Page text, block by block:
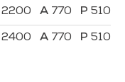
2200 770 510
2400 770 510